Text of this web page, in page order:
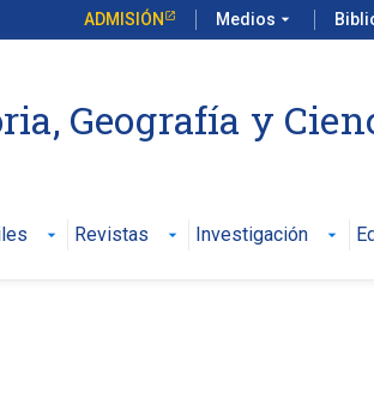
ADMISIÓN Medios arrow_drop_down
Geografía y
arrow_drop_down Revistas arrow_drop_down Investigación arrow_drop_down